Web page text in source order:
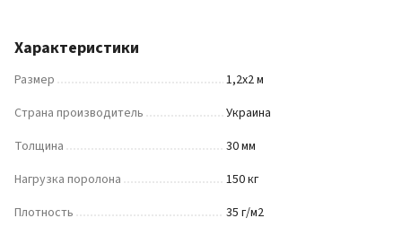
Характеристики
Размер
1,2х2 м
Страна производитель
Украина
Толщина
30 мм
Нагрузка поролона
150 кг
Плотность
35 г/м2